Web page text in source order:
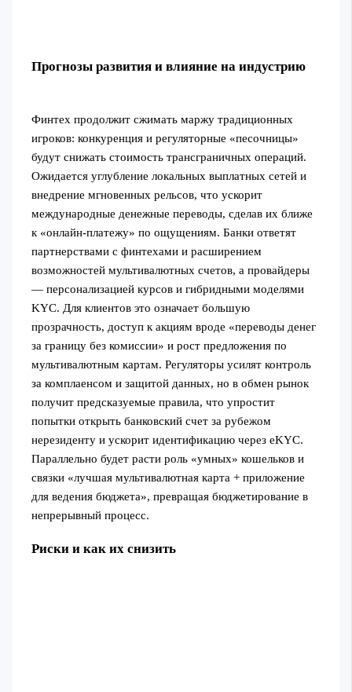
Прогнозы развития и влияние на индустрию
Финтех продолжит сжимать маржу традиционных
игроков: конкуренция и регуляторные «песочницы»
будут снижать стоимость трансграничных операций.
Ожидается углубление локальных выплатных сетей и
внедрение мгновенных рельсов, что ускорит
международные денежные переводы, сделав их ближе
к «онлайн-платежу» по ощущениям. Банки ответят
партнерствами с финтехами и расширением
возможностей мультивалютных счетов, а провайдеры
— персонализацией курсов и гибридными моделями
KYC. Для клиентов это означает большую
прозрачность, доступ к акциям вроде «переводы денег
за границу без комиссии» и рост предложения по
мультивалютным картам. Регуляторы усилят контроль
за комплаенсом и защитой данных, но в обмен рынок
получит предсказуемые правила, что упростит
попытки открыть банковский счет за рубежом
нерезиденту и ускорит идентификацию через eKYC.
Параллельно будет расти роль «умных» кошельков и
связки «лучшая мультивалютная карта + приложение
для ведения бюджета», превращая бюджетирование в
непрерывный процесс.
Риски и как их снизить